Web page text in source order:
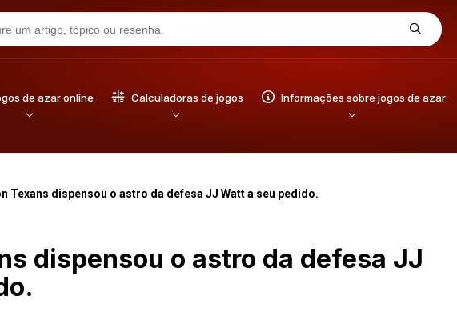
de azar online Calculadoras de jogos Informações sobre jogos de azar
Texans dispensou o astro da defesa JJ Watt a seu pedido.
dispensou o astro da defesa JJ